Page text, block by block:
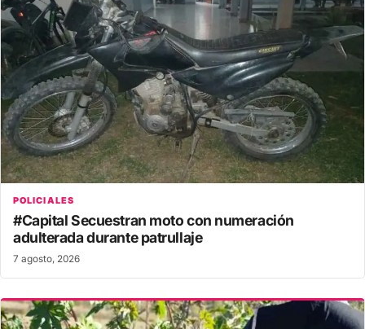
POLICIALES
#Capital Secuestran moto con numeración
adulterada durante patrullaje
7 agosto, 2026